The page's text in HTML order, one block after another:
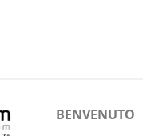
BENVENUTO